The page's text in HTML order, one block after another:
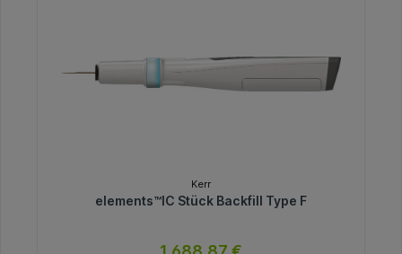
Kerr
elements™IC Stück Backfill Type F